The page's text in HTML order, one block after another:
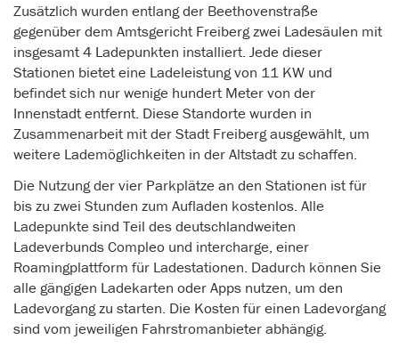
Zusätzlich wurden entlang der Beethovenstraße
gegenüber dem Amtsgericht Freiberg zwei Ladesäulen mit
insgesamt 4 Ladepunkten installiert. Jede dieser
Stationen bietet eine Ladeleistung von 11 KW und
befindet sich nur wenige hundert Meter von der
Innenstadt entfernt. Diese Standorte wurden in
Zusammenarbeit mit der Stadt Freiberg ausgewählt, um
weitere Lademöglichkeiten in der Altstadt zu schaffen.
Die Nutzung der vier Parkplätze an den Stationen ist für
bis zu zwei Stunden zum Aufladen kostenlos. Alle
Ladepunkte sind Teil des deutschlandweiten
Ladeverbunds Compleo und intercharge, einer
Roamingplattform für Ladestationen. Dadurch können Sie
alle gängigen Ladekarten oder Apps nutzen, um den
Ladevorgang zu starten. Die Kosten für einen Ladevorgang
sind vom jeweiligen Fahrstromanbieter abhängig.